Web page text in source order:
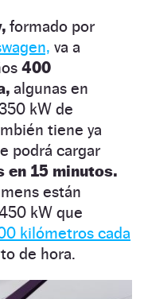
formado por
va a
400
algunas en
kW de
tiene ya
podrá cargar
15 minutos.
están
kW que
kilómetros cada
de hora.